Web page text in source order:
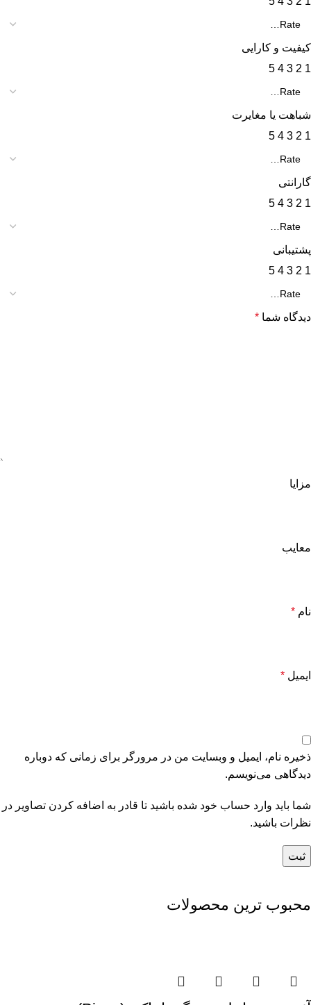
کیفیت و کارایی
1
2
3
4
5
شباهت یا مغایرت
1
2
3
4
5
گارانتی
1
2
3
4
5
پشتیبانی
1
2
3
4
5
دیدگاه شما *
مزایا
معایب
نام *
ایمیل *
ذخیره نام، ایمیل و وبسایت من در مرورگر برای زمانی که دوباره
دیدگاهی می‌نویسم.
شما باید وارد حساب خود شده باشید تا قادر به اضافه کردن تصاویر در
نظرات باشید.
محبوب ترین محصولات